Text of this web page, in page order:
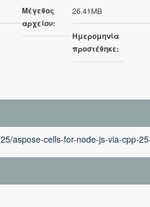
Μέγεθος
αρχείου:
26.41MB
Ημερομηνία
προστέθηκε:
aspose-cells-for-node-js-via-cpp-